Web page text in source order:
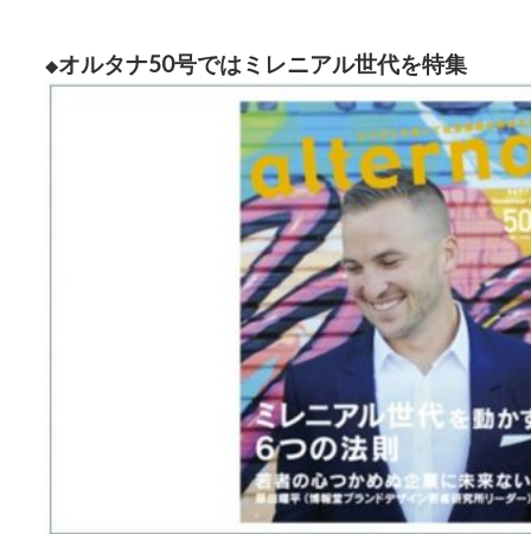
◆オルタナ50号ではミレニアル世代を特集